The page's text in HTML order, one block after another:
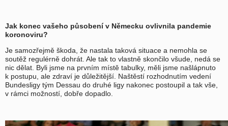
Jak konec vašeho působení v Německu ovlivnila pandemie
koronoviru?
Je samozřejmě škoda, že nastala taková situace a nemohla se
soutěž regulérně dohrát. Ale tak to vlastně skončilo všude, nedá se
nic dělat. Byli jsme na prvním místě tabulky, měli jsme našlápnuto
k postupu, ale zdraví je důležitější. Naštěstí rozhodnutím vedení
Bundesligy tým Dessau do druhé ligy nakonec postoupil a tak vše,
v rámci možností, dobře dopadlo.